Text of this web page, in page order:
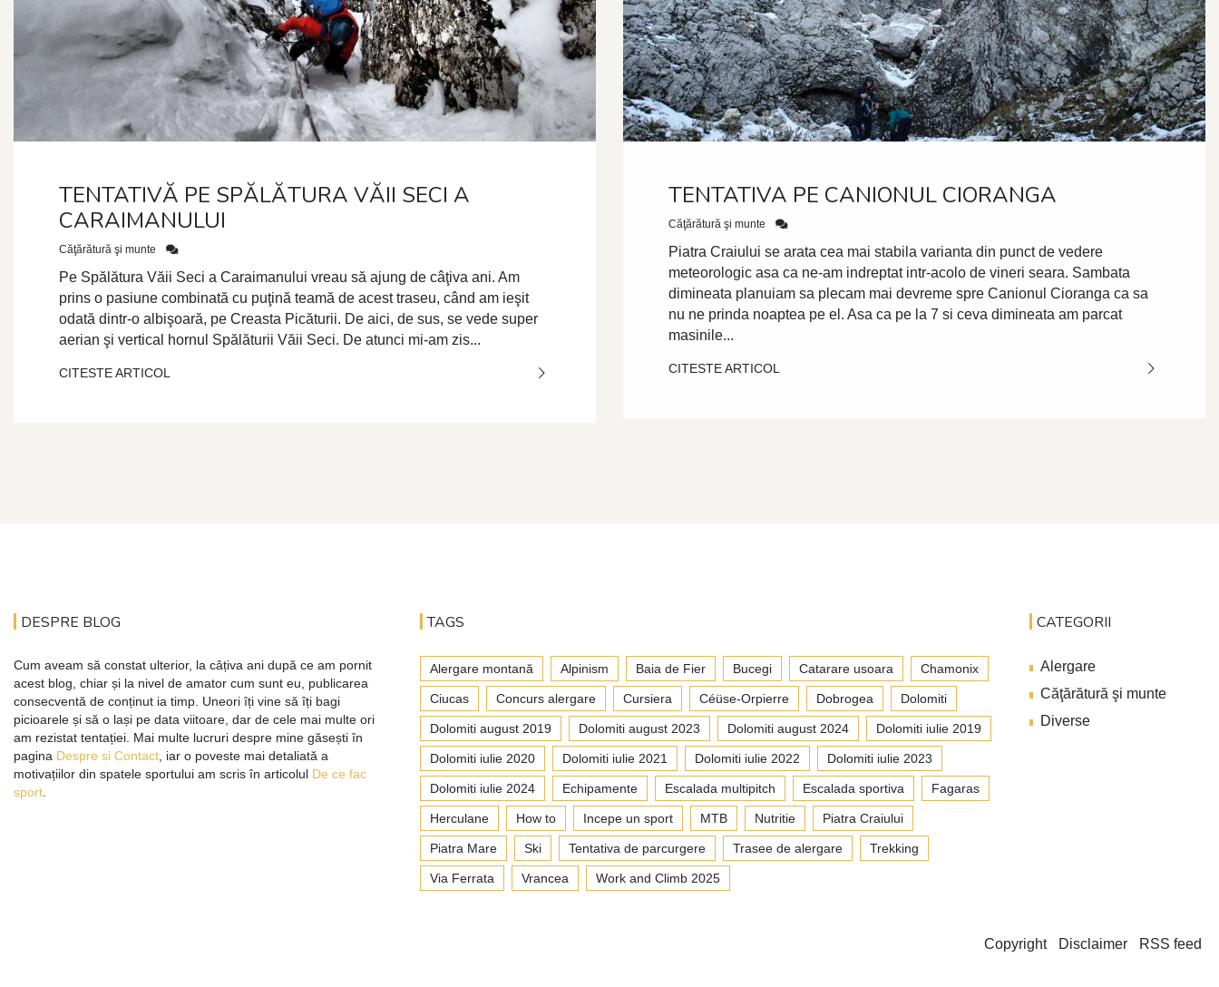
TENTATIVĂ PE SPĂLĂTURA VĂII SECI A
CARAIMANULUI
Căţărătură şi munte
Pe Spălătura Văii Seci a Caraimanului vreau să ajung de câţiva ani. Am
prins o pasiune combinată cu puţină teamă de acest traseu, când am ieşit
odată dintr-o albişoară, pe Creasta Picăturii. De aici, de sus, se vede super
aerian şi vertical hornul Spălăturii Văii Seci. De atunci mi-am zis...
CITESTE ARTICOL
TENTATIVA PE CANIONUL CIORANGA
Căţărătură şi munte
Piatra Craiului se arata cea mai stabila varianta din punct de vedere
meteorologic asa ca ne-am indreptat intr-acolo de vineri seara. Sambata
dimineata planuiam sa plecam mai devreme spre Canionul Cioranga ca sa
nu ne prinda noaptea pe el. Asa ca pe la 7 si ceva dimineata am parcat
masinile...
CITESTE ARTICOL
DESPRE BLOG
Cum aveam să constat ulterior, la câțiva ani după ce am pornit
acest blog, chiar și la nivel de amator cum sunt eu, publicarea
consecventă de conținut ia timp. Uneori îți vine să îți bagi
picioarele și să o lași pe data viitoare, dar de cele mai multe ori
am rezistat tentației. Mai multe lucruri despre mine găsești în
pagina Despre si Contact , iar o poveste mai detaliată a
motivațiilor din spatele sportului am scris în articolul De ce fac
sport
TAGS
Alergare montană Alpinism Baia de Fier Bucegi Catarare usoara Chamonix
Ciucas Concurs alergare Cursiera Céüse-Orpierre Dobrogea Dolomiti
Dolomiti august 2019 Dolomiti august 2023 Dolomiti august 2024 Dolomiti iulie 2019
Dolomiti iulie 2020 Dolomiti iulie 2021 Dolomiti iulie 2022 Dolomiti iulie 2023
Dolomiti iulie 2024 Echipamente Escalada multipitch Escalada sportiva Fagaras
Herculane How to Incepe un sport MTB Nutritie Piatra Craiului
Piatra Mare Ski Tentativa de parcurgere Trasee de alergare Trekking
Via Ferrata Vrancea Work and Climb 2025
CATEGORII
Alergare
Căţărătură şi munte
Diverse
Copyright Disclaimer RSS feed